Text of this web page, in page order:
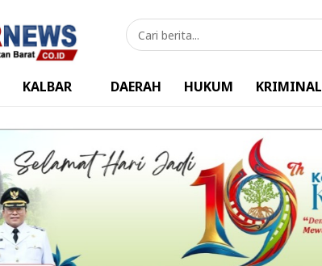
KALBAR DAERAH HUKUM KRIMINAL